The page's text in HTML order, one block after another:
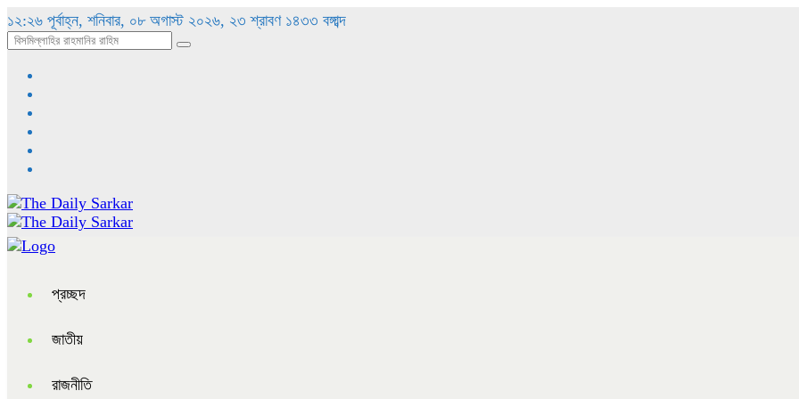
১২:২৬ পূর্বাহ্ন, শনিবার, ০৮ অগাস্ট ২০২৬, ২৩ শ্রাবণ ১৪৩৩ বঙ্গাব্দ
প্রচ্ছদ
জাতীয়
রাজনীতি